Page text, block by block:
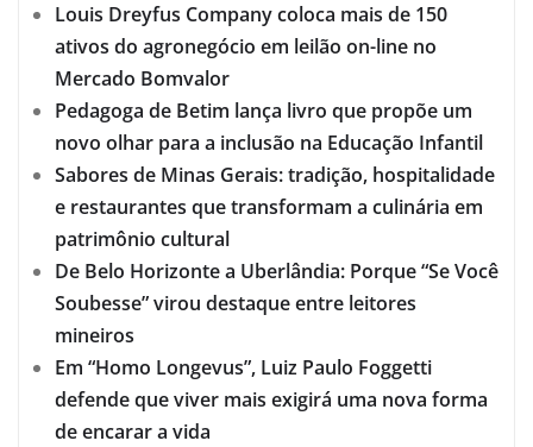
Louis Dreyfus Company coloca mais de 150
ativos do agronegócio em leilão on-line no
Mercado Bomvalor
Pedagoga de Betim lança livro que propõe um
novo olhar para a inclusão na Educação Infantil
Sabores de Minas Gerais: tradição, hospitalidade
e restaurantes que transformam a culinária em
patrimônio cultural
De Belo Horizonte a Uberlândia: Porque “Se Você
Soubesse” virou destaque entre leitores
mineiros
Em “Homo Longevus”, Luiz Paulo Foggetti
defende que viver mais exigirá uma nova forma
de encarar a vida